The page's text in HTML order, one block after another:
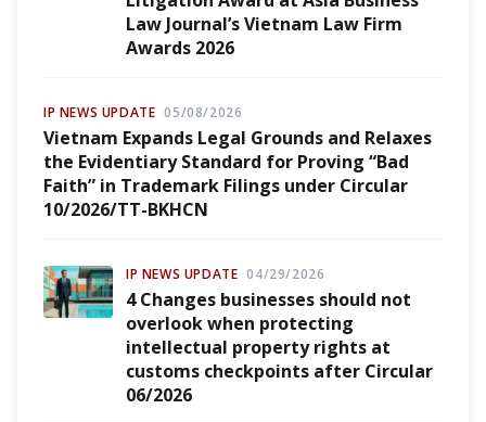
Law Journal’s Vietnam Law Firm
Awards 2026
IP NEWS UPDATE 05/08/2026
Vietnam Expands Legal Grounds and Relaxes
the Evidentiary Standard for Proving “Bad
Faith” in Trademark Filings under Circular
10/2026/TT-BKHCN
IP NEWS UPDATE 04/29/2026
4 Changes businesses should not
overlook when protecting
intellectual property rights at
customs checkpoints after Circular
06/2026